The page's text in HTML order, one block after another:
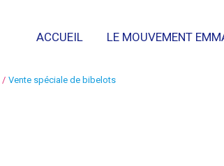
ACCUEIL LE MOUVEMENT
Vente spéciale de bibelots